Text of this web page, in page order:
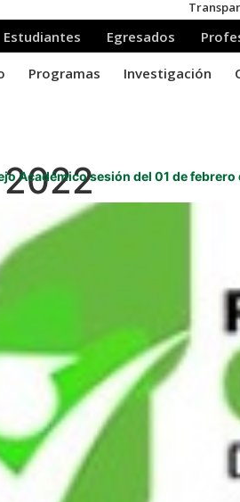
Académico sesión del 01 de febrero